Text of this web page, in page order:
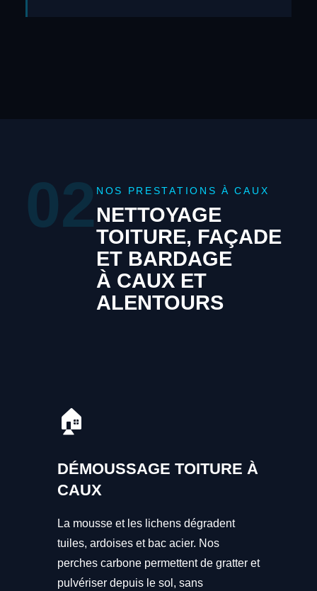
02 NOS PRESTATIONS À CAUX
NETTOYAGE
TOITURE, FAÇADE
ET BARDAGE
À CAUX ET
ALENTOURS
🏠
DÉMOUSSAGE TOITURE À
CAUX
La mousse et les lichens dégradent
tuiles, ardoises et bac acier. Nos
perches carbone permettent de gratter et
pulvériser depuis le sol, sans